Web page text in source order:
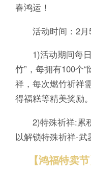
春鸿运！
活动时间：2月5
1)活动期间每日
竹”，每拥有100个
祥，每次燃竹祈祥
得福糕等精美奖励。
2)特殊祈祥:累积
以解锁特殊祈祥-武
【鸿福特卖节